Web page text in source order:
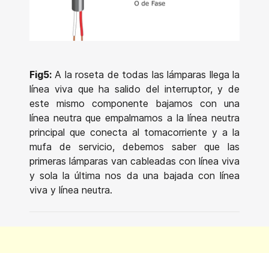
Fig5: A la roseta de todas las lámparas llega la
línea viva que ha salido del interruptor, y de
este mismo componente bajamos con una
línea neutra que empalmamos a la línea neutra
principal que conecta al tomacorriente y a la
mufa de servicio, debemos saber que las
primeras lámparas van cableadas con línea viva
y sola la última nos da una bajada con línea
viva y línea neutra.